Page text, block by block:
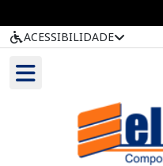
ACESSIBILIDADE